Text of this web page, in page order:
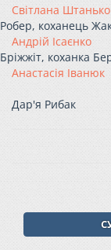
Світлана Штанько
Робер, коханець
Андрій Ісаєнко
Бріжжіт, коханка
Анастасія Іванюк
Дар'я Рибак